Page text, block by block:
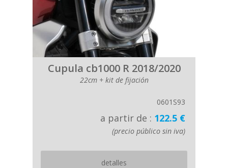
Cupula cb1000 R 2018/2020
22cm + kit de fijación
0601S93
a partir de : 122.5 €
(precio público sin iva)
detalles